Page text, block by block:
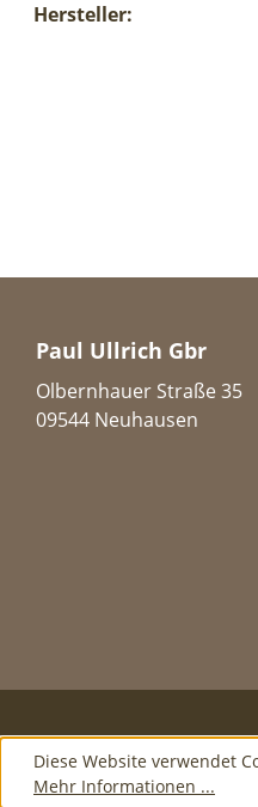
Hersteller:
Paul Ullrich Gbr
Olbernhauer Straße 35
09544 Neuhausen
Diese Website verwendet
Mehr Informationen ...